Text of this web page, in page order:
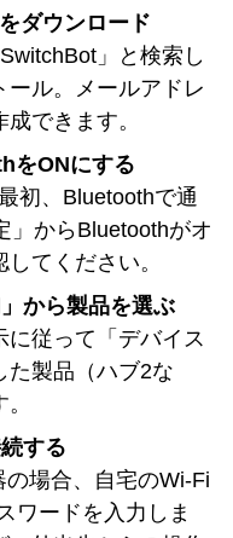
ダウンロード
」と検索し
ール。メールアドレ
できます。
をONにする
初、Bluetoothで通
」からBluetoothがオ
てください。
から製品を選ぶ
従って「デバイス
た製品（ハブ2な
する
場合、自宅のWi-Fi
ワードを入力しま